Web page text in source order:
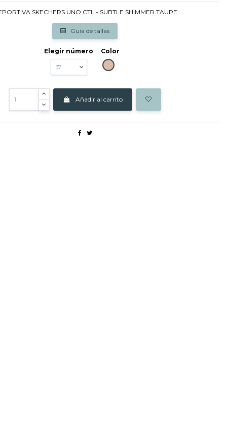
SKECHERS UNO CTL - SUBTLE SHIMMER TAUPE
Guia de tallas
Elegir número
Color
TAUPE
Añadir al carrito